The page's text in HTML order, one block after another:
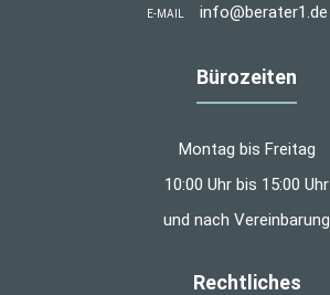
E-MAIL info@berater1.de
Bürozeiten
Montag bis Freitag
10:00 Uhr bis 15:00 Uhr
und nach Vereinbarung
Rechtliches